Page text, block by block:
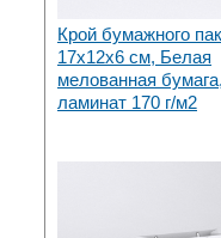
Крой бумажного
17х12x6 см, Белая
мелованная
ламинат 170 г/м2